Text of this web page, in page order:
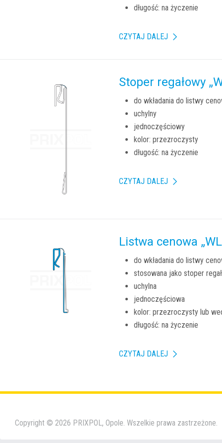
długość: na życzenie
CZYTAJ DALEJ
Stoper regałowy
do wkładania do listwy
uchylny
jednoczęściowy
kolor: przezroczysty
długość: na życzenie
CZYTAJ DALEJ
Listwa cenowa
do wkładania do listwy
stosowana jako stoper
uchylna
jednoczęściowa
kolor: przezroczysty lub
długość: na życzenie
CZYTAJ DALEJ
Copyright © 2026 PRIXPOL, Opole. Wszelkie prawa zastrzeżone.